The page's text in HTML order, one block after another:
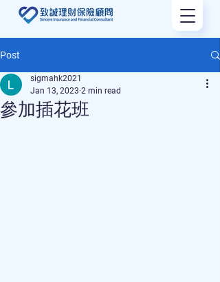
Post
參加插花班
sigmahk2021
Jan 13, 2023 2 min read